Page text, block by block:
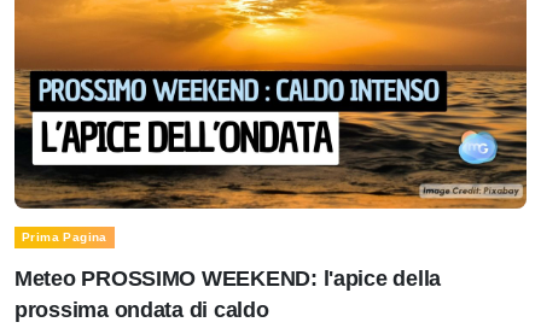
Prima Pagina
Meteo PROSSIMO WEEKEND: l'apice della
prossima ondata di caldo